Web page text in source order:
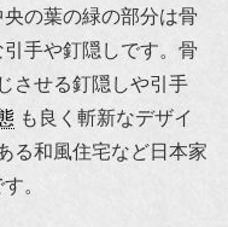
の葉の緑の部分は骨
手や釘隠しです。骨
させる釘隠しや引手
も良く斬新なデザイ
る和風住宅など日本家
。